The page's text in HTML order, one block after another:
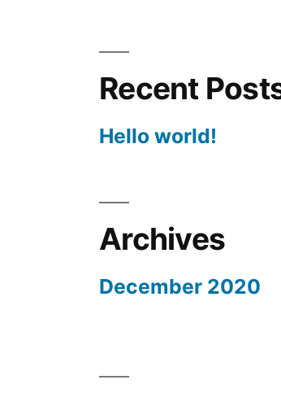
Recent
Hello world!
Archives
December 2020